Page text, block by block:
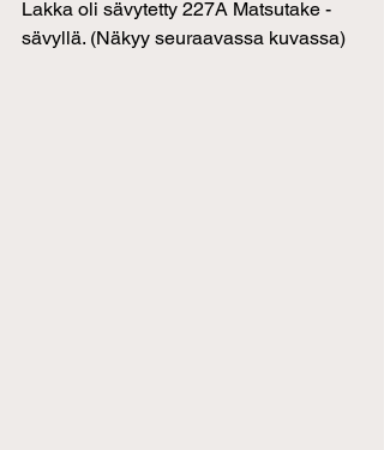
Lakka oli sävytetty 227A Matsutake -
sävyllä. (Näkyy seuraavassa kuvassa)